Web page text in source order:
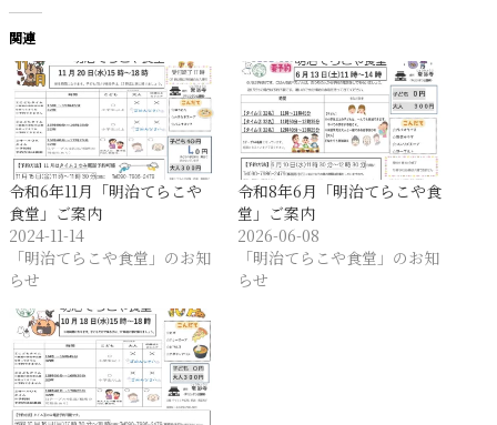
関連
令和6年11月「明治てらこや
食堂」ご案内
2024-11-14
「明治てらこや食堂」のお知
らせ
令和8年6月「明治てらこや食
堂」ご案内
2026-06-08
「明治てらこや食堂」のお知
らせ